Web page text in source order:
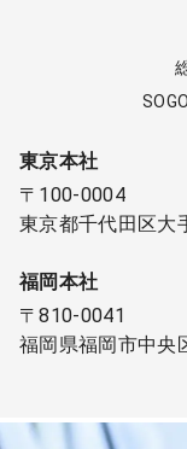
東京本社
〒100-0004
東京都千代田区大
福岡本社
〒810-0041
福岡県福岡市中央